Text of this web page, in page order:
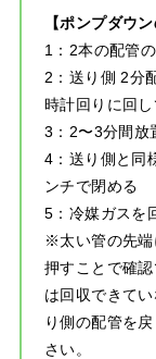
【ポンプダウン
1：2本の配管
2：送り側 2分
時計回りに回
3：2〜3分間放
4：送り側と同
ンチで閉める
5：冷媒ガスを
※太い管の先端
押すことで確
は回収できて
り側の配管を
さい。